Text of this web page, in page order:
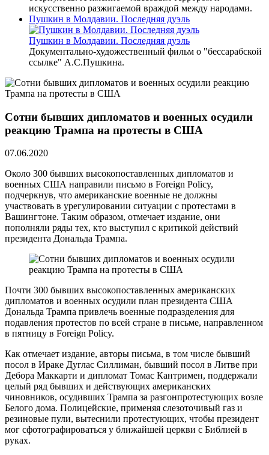
искусственно разжигаемой враждой между народами.
Пушкин в Молдавии. Последняя дуэль
Пушкин в Молдавии. Последняя дуэль
Документально-художественный фильм о "бессарабской
ссылке" А.С.Пушкина.
Cотни бывших дипломатов и военных осудили
реакцию Трампа на протесты в США
07.06.2020
Около 300 бывших высокопоставленных дипломатов и
военных США направили письмо в Foreign Policy,
подчеркнув, что американские военные не должны
участвовать в урегулировании ситуации с протестами в
Вашингтоне. Таким образом, отмечает издание, они
пополняли ряды тех, кто выступил с критикой действий
президента Дональда Трампа.
Почти 300 бывших высокопоставленных американских
дипломатов и военных осудили план президента США
Дональда Трампа привлечь военные подразделения для
подавления протестов по всей стране в письме, направленном
в пятницу в Foreign Policy.
Как отмечает издание, авторы письма, в том числе бывший
посол в Ираке Дуглас Силлиман, бывший посол в Литве при
Дебора Маккарти и дипломат Томас Кантримен, поддержали
целый ряд бывших и действующих американских
чиновников, осудивших Трампа за разгонпротестующих возле
Белого дома. Полицейские, применяя слезоточивый газ и
резиновые пули, вытеснили протестующих, чтобы президент
мог сфотографироваться у ближайшей церкви с Библией в
руках.